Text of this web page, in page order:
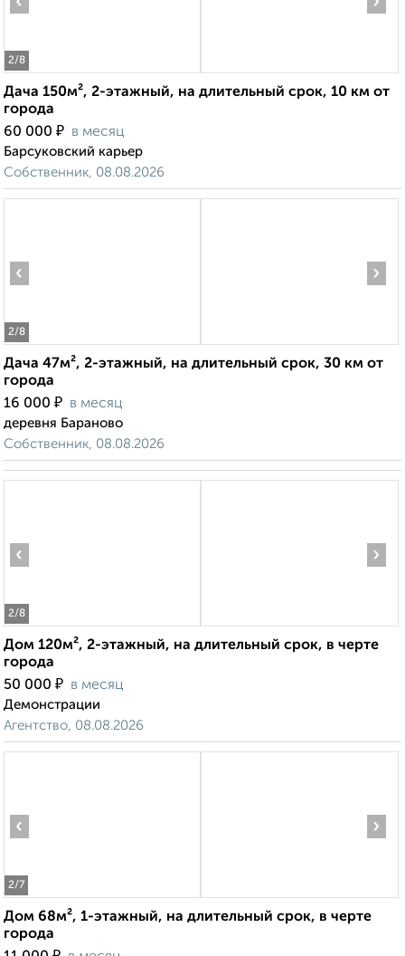
2/8
Дача 150м², 2-этажный, на длительный срок, 10 км от
города
60 000 ₽ в месяц
Барсуковский карьер
Собственник, 08.08.2026
2/8
‹ ›
Дача 47м², 2-этажный, на длительный срок, 30 км от
города
16 000 ₽ в месяц
деревня Бараново
Собственник, 08.08.2026
2/8
‹ ›
Дом 120м², 2-этажный, на длительный срок, в черте
города
50 000 ₽ в месяц
Демонстрации
Агентство, 08.08.2026
2/7
‹ ›
Дом 68м², 1-этажный, на длительный срок, в черте
города